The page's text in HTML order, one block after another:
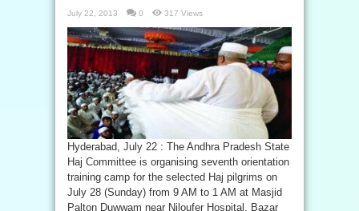
July 22, 2013 0 317 Views
Hyderabad, July 22 : The Andhra Pradesh State
Haj Committee is organising seventh orientation
training camp for the selected Haj pilgrims on
July 28 (Sunday) from 9 AM to 1 AM at Masjid
Palton Duwwam near Niloufer Hospital, Bazar